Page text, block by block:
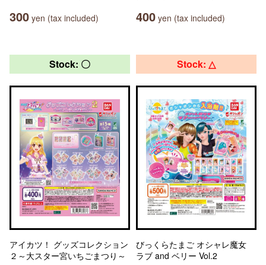
300 yen (tax included) 400 yen (tax included)
Stock: 〇
アイカツ！ グッズコレクション
２～大スター宮いちごまつり～
Stock: △
びっくらたまご オシャレ魔女
ラブ and ベリー Vol.2